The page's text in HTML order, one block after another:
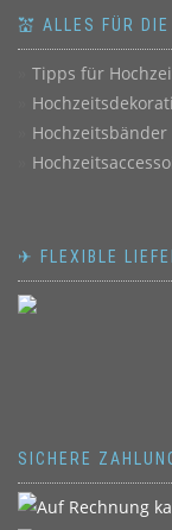
💒 ALLES FÜR
Tipps für
Hochzeitsbänder
✈ FLEXIBLE
SICHERE